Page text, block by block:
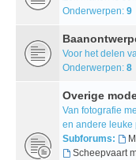
Onderwerpen: 9
Voor het delen
Onderwerpen: 8
Overige
Van fotografie
en andere leuke
Subforums:
Scheepvaart